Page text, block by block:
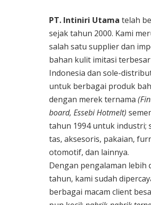
PT. Intiniri Utama telah
sejak tahun 2000. Kami
salah satu supplier dan
bahan kulit imitasi
Indonesia dan sole-
untuk berbagai produk
dengan merek ternama
board, Essebi Hotmelt)
tahun 1994 untuk industri;
tas, aksesoris, pakaian,
otomotif, dan lainnya.
Dengan pengalaman lebih
tahun, kami sudah
berbagai macam client